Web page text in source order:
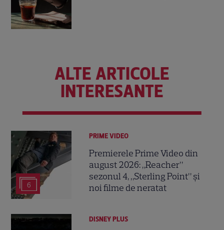
ALTE ARTICOLE
INTERESANTE
6
PRIME VIDEO
Premierele Prime Video din
august 2026: „Reacher”
sezonul 4, „Sterling Point” și
noi filme de neratat
DISNEY PLUS